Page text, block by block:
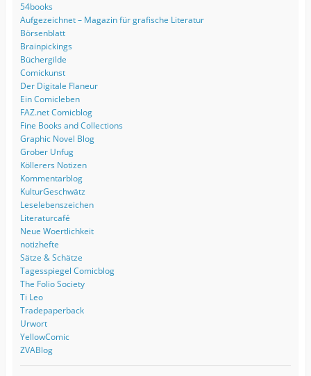
54books
Aufgezeichnet – Magazin für grafische Literatur
Börsenblatt
Brainpickings
Büchergilde
Comickunst
Der Digitale Flaneur
Ein Comicleben
FAZ.net Comicblog
Fine Books and Collections
Graphic Novel Blog
Grober Unfug
Köllerers Notizen
Kommentarblog
KulturGeschwätz
Leselebenszeichen
Literaturcafé
Neue Woertlichkeit
notizhefte
Sätze & Schätze
Tagesspiegel Comicblog
The Folio Society
Ti Leo
Tradepaperback
Urwort
YellowComic
ZVABlog